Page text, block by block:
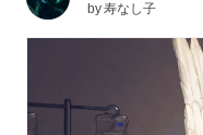
by寿なし子